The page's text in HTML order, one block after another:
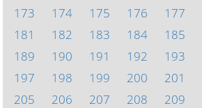
173
174 175 176 177
181
182 183 184 185
189
190 191 192 193
197
198 199 200 201
205
206 207 208 209